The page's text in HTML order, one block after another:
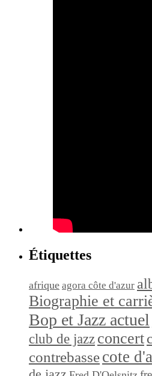
Étiquettes
afrique agora côte d'azur
Biographie et
Bop et Jazz actuel
club de jazz concert
contrebassecote